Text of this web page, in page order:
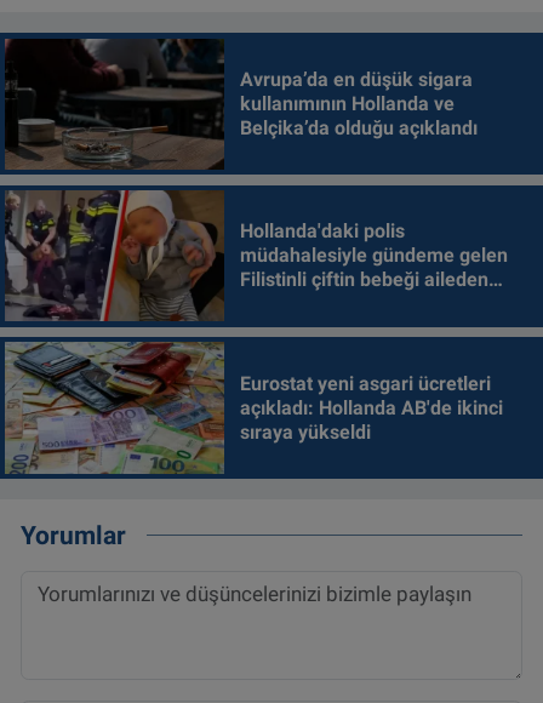
Avrupa’da en düşük sigara
kullanımının Hollanda ve
Belçika’da olduğu açıklandı
Hollanda'daki polis
müdahalesiyle gündeme gelen
Filistinli çiftin bebeği aileden
Eurostat yeni asgari ücretleri
açıkladı: Hollanda AB'de ikinci
sıraya yükseldi
Yorumlar